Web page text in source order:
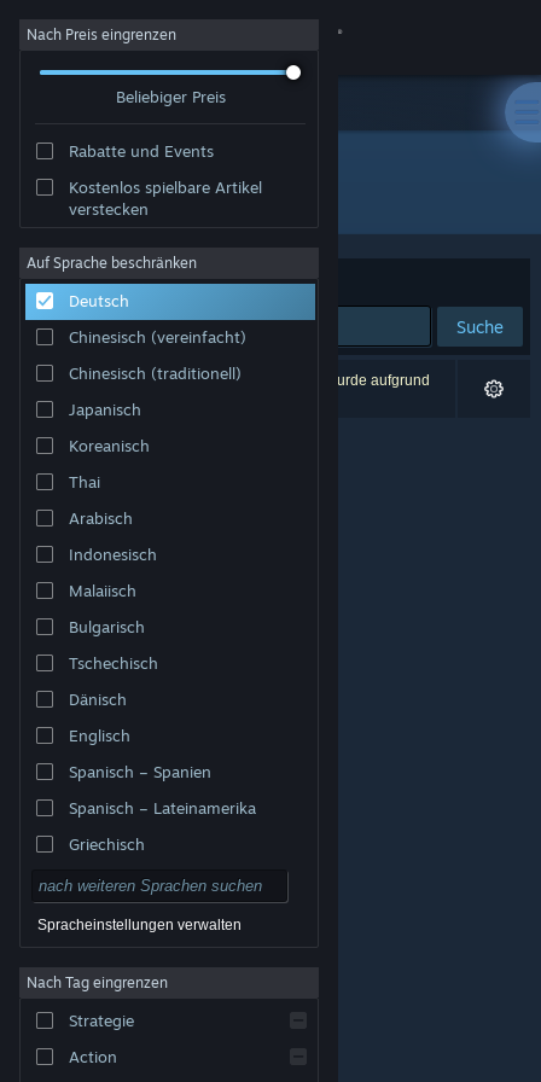
Anmelden
Info
Support
Sprache ändern
Steam-Mobile-App herunterladen
Desktopversion anzeigen
© Valve Corporation. Alle Rechte vorbehalten. Alle
USA und anderen Ländern.
Rechtliches
Barrierefreiheit
Nutzungsvertrag
Nach Preis eingrenzen
Beliebiger Preis
Rabatte und Events
Kostenlos spielbare Artikel
verstecken
Auf Sprache beschränken
Deutsch
Chinesisch (vereinfacht)
Chinesisch (traditionell)
Japanisch
Koreanisch
Thai
Arabisch
Indonesisch
Malaiisch
Bulgarisch
Tschechisch
Dänisch
Englisch
Spanisch – Spanien
Spanisch – Lateinamerika
Griechisch
Spracheinstellungen verwalten
Nach Tag eingrenzen
Strategie
Action
Publisher: Moving Pixel Games
Sortieren nach Relevanz
Suche
0 Ergebnisse entsprechen Ihrer Suche. 1 Titel wurde aufgrund
Ihrer Einstellungen ausgeschlossen.